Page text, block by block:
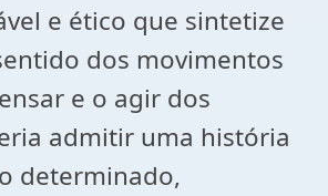
e ético que sintetize
dos movimentos
e o agir dos
admitir uma história
determinado,